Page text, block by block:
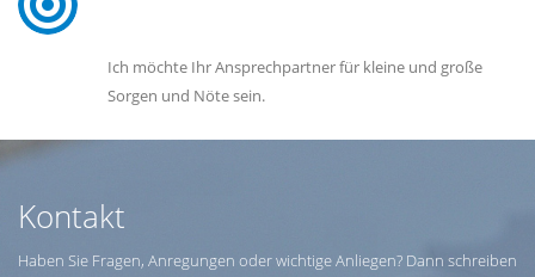
Ich möchte Ihr Ansprechpartner für kleine und große
Sorgen und Nöte sein.
Kontakt
Haben Sie Fragen, Anregungen oder wichtige Anliegen? Dann schreiben